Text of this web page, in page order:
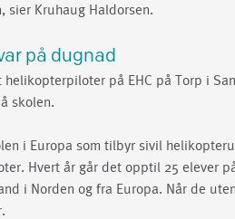
sier Kruhaug Haldorsen.
på dugnad
helikopterpiloter på EHC på Torp i
skolen.
i Europa som tilbyr sivil
Hvert år går det opptil 25 elever
i Norden og fra Europa. Når de